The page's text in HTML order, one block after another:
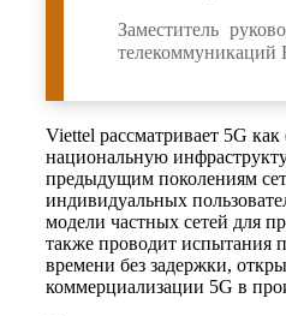
Заместитель
Viettel рассматривает 5G как
национальную
предыдущим поколениям
индивидуальных
модели частных сетей для
также проводит испытания
времени без задержки,
коммерциализации 5G в